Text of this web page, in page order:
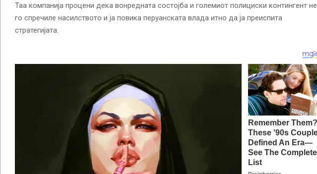
Таа компанија процени дека вонредната состојба и големиот полициски контингент не
го спречиле насилството и ја повика перуанската влада итно да ја преиспита
стратегијата.